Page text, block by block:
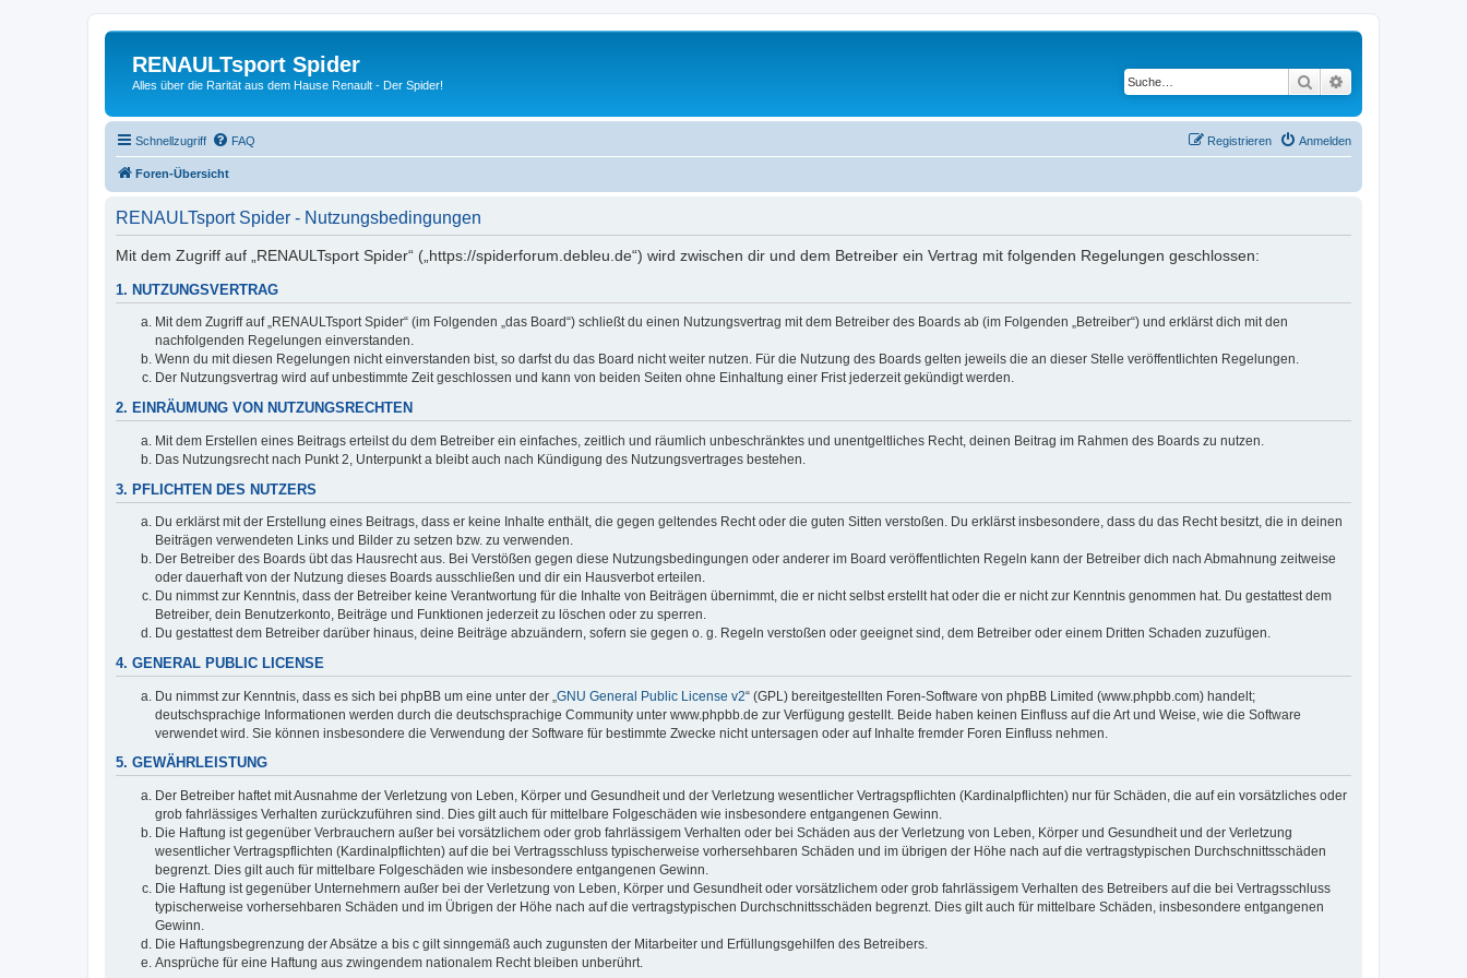
RENAULTsport Spider
Alles über die Rarität aus dem Hause Renault - Der Spider! Suche
Schnellzugriff FAQ Anmelden
Registrieren
Foren-Übersicht
RENAULTsport Spider - Nutzungsbedingungen
Mit dem Zugriff auf „RENAULTsport Spider“ („https://spiderforum.debleu.de“) wird zwischen dir und dem Betreiber ein Vertrag mit folgenden Regelungen geschlossen:
1. NUTZUNGSVERTRAG
Mit dem Zugriff auf „RENAULTsport Spider“ (im Folgenden „das Board“) schließt du einen Nutzungsvertrag mit dem Betreiber des Boards ab (im Folgenden „Betreiber“) und erklärst dich mit den
nachfolgenden Regelungen einverstanden.
Wenn du mit diesen Regelungen nicht einverstanden bist, so darfst du das Board nicht weiter nutzen. Für die Nutzung des Boards gelten jeweils die an dieser Stelle veröffentlichten Regelungen.
Der Nutzungsvertrag wird auf unbestimmte Zeit geschlossen und kann von beiden Seiten ohne Einhaltung einer Frist jederzeit gekündigt werden.
2. EINRÄUMUNG VON NUTZUNGSRECHTEN
Mit dem Erstellen eines Beitrags erteilst du dem Betreiber ein einfaches, zeitlich und räumlich unbeschränktes und unentgeltliches Recht, deinen Beitrag im Rahmen des Boards zu nutzen.
Das Nutzungsrecht nach Punkt 2, Unterpunkt a bleibt auch nach Kündigung des Nutzungsvertrages bestehen.
3. PFLICHTEN DES NUTZERS
Du erklärst mit der Erstellung eines Beitrags, dass er keine Inhalte enthält, die gegen geltendes Recht oder die guten Sitten verstoßen. Du erklärst insbesondere, dass du das Recht besitzt, die in deinen
Beiträgen verwendeten Links und Bilder zu setzen bzw. zu verwenden.
Der Betreiber des Boards übt das Hausrecht aus. Bei Verstößen gegen diese Nutzungsbedingungen oder anderer im Board veröffentlichten Regeln kann der Betreiber dich nach Abmahnung zeitweise
oder dauerhaft von der Nutzung dieses Boards ausschließen und dir ein Hausverbot erteilen.
Du nimmst zur Kenntnis, dass der Betreiber keine Verantwortung für die Inhalte von Beiträgen übernimmt, die er nicht selbst erstellt hat oder die er nicht zur Kenntnis genommen hat. Du gestattest dem
Betreiber, dein Benutzerkonto, Beiträge und Funktionen jederzeit zu löschen oder zu sperren.
Du gestattest dem Betreiber darüber hinaus, deine Beiträge abzuändern, sofern sie gegen o. g. Regeln verstoßen oder geeignet sind, dem Betreiber oder einem Dritten Schaden zuzufügen.
4. GENERAL PUBLIC LICENSE
Du nimmst zur Kenntnis, dass es sich bei phpBB um eine unter der „ GNU General Public License v2“ (GPL) bereitgestellten Foren-Software von phpBB Limited (www.phpbb.com) handelt;
deutschsprachige Informationen werden durch die deutschsprachige Community unter www.phpbb.de zur Verfügung gestellt. Beide haben keinen Einfluss auf die Art und Weise, wie die Software
verwendet wird. Sie können insbesondere die Verwendung der Software für bestimmte Zwecke nicht untersagen oder auf Inhalte fremder Foren Einfluss nehmen.
5. GEWÄHRLEISTUNG
Der Betreiber haftet mit Ausnahme der Verletzung von Leben, Körper und Gesundheit und der Verletzung wesentlicher Vertragspflichten (Kardinalpflichten) nur für Schäden, die auf ein vorsätzliches oder
grob fahrlässiges Verhalten zurückzuführen sind. Dies gilt auch für mittelbare Folgeschäden wie insbesondere entgangenen Gewinn.
Die Haftung ist gegenüber Verbrauchern außer bei vorsätzlichem oder grob fahrlässigem Verhalten oder bei Schäden aus der Verletzung von Leben, Körper und Gesundheit und der Verletzung
wesentlicher Vertragspflichten (Kardinalpflichten) auf die bei Vertragsschluss typischerweise vorhersehbaren Schäden und im übrigen der Höhe nach auf die vertragstypischen Durchschnittsschäden
begrenzt. Dies gilt auch für mittelbare Folgeschäden wie insbesondere entgangenen Gewinn.
Die Haftung ist gegenüber Unternehmern außer bei der Verletzung von Leben, Körper und Gesundheit oder vorsätzlichem oder grob fahrlässigem Verhalten des Betreibers auf die bei Vertragsschluss
typischerweise vorhersehbaren Schäden und im Übrigen der Höhe nach auf die vertragstypischen Durchschnittsschäden begrenzt. Dies gilt auch für mittelbare Schäden, insbesondere entgangenen
Gewinn.
Die Haftungsbegrenzung der Absätze a bis c gilt sinngemäß auch zugunsten der Mitarbeiter und Erfüllungsgehilfen des Betreibers.
Ansprüche für eine Haftung aus zwingendem nationalem Recht bleiben unberührt.